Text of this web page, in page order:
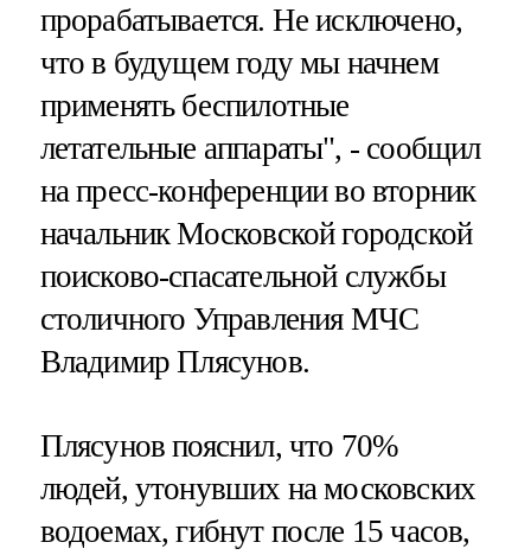
прорабатывается. Не исключено,
что в будущем году мы начнем
применять беспилотные
летательные аппараты", - сообщил
на пресс-конференции во вторник
начальник Московской городской
поисково-спасательной службы
столичного Управления МЧС
Владимир Плясунов.
Плясунов пояснил, что 70%
людей, утонувших на московских
водоемах, гибнут после 15 часов,